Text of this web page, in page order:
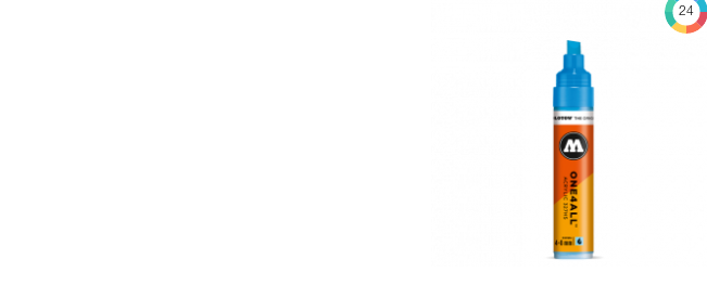
24